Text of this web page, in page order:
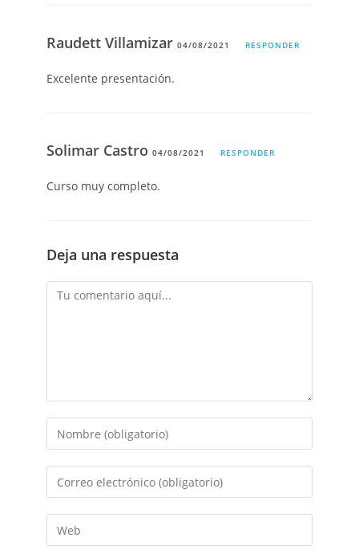
Raudett Villamizar04/08/2021 RESPONDER
Excelente presentación.
Solimar Castro04/08/2021 RESPONDER
Curso muy completo.
Deja una respuesta